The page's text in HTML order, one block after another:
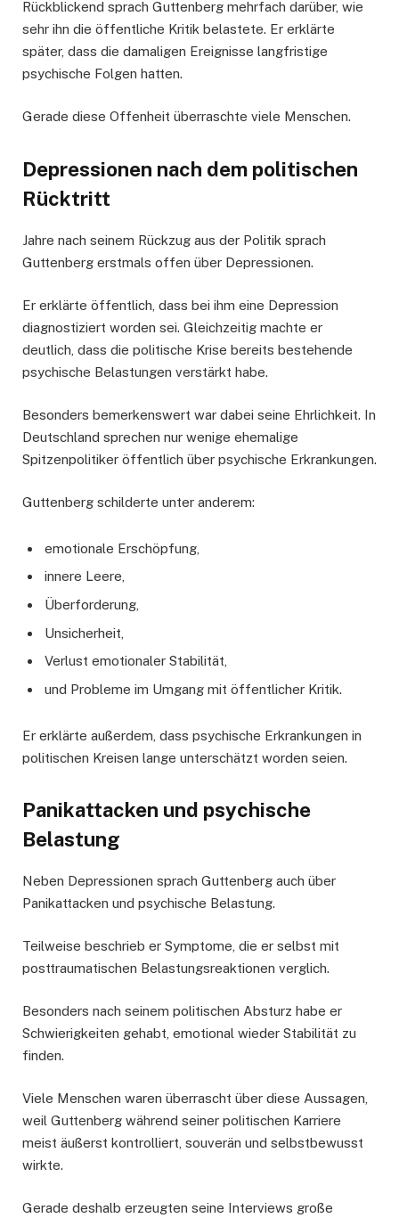
Rückblickend sprach Guttenberg mehrfach darüber, wie
sehr ihn die öffentliche Kritik belastete. Er erklärte
später, dass die damaligen Ereignisse langfristige
psychische Folgen hatten.
Gerade diese Offenheit überraschte viele Menschen.
Depressionen nach dem politischen
Rücktritt
Jahre nach seinem Rückzug aus der Politik sprach
Guttenberg erstmals offen über Depressionen.
Er erklärte öffentlich, dass bei ihm eine Depression
diagnostiziert worden sei. Gleichzeitig machte er
deutlich, dass die politische Krise bereits bestehende
psychische Belastungen verstärkt habe.
Besonders bemerkenswert war dabei seine Ehrlichkeit. In
Deutschland sprechen nur wenige ehemalige
Spitzenpolitiker öffentlich über psychische Erkrankungen.
Guttenberg schilderte unter anderem:
emotionale Erschöpfung,
innere Leere,
Überforderung,
Unsicherheit,
Verlust emotionaler Stabilität,
und Probleme im Umgang mit öffentlicher Kritik.
Er erklärte außerdem, dass psychische Erkrankungen in
politischen Kreisen lange unterschätzt worden seien.
Panikattacken und psychische
Belastung
Neben Depressionen sprach Guttenberg auch über
Panikattacken und psychische Belastung.
Teilweise beschrieb er Symptome, die er selbst mit
posttraumatischen Belastungsreaktionen verglich.
Besonders nach seinem politischen Absturz habe er
Schwierigkeiten gehabt, emotional wieder Stabilität zu
finden.
Viele Menschen waren überrascht über diese Aussagen,
weil Guttenberg während seiner politischen Karriere
meist äußerst kontrolliert, souverän und selbstbewusst
wirkte.
Gerade deshalb erzeugten seine Interviews große